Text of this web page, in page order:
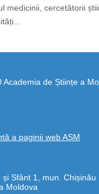
medicinii, cercetătorii
Academia de Științe a
a paginii web AȘM
Sfânt 1, mun. Chișinău
Moldova